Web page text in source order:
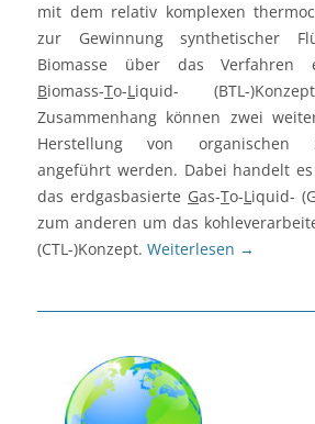
mit dem relativ komplexen
zur Gewinnung synthetischer
Biomasse über das Verfahren
Biomass-To-Liquid- (BTL-
Zusammenhang können zwei
Herstellung von organischen
angeführt werden. Dabei handelt
das erdgasbasierte Gas-To-Liquid-
zum anderen um das
(CTL-)Konzept. Weiterlesen →